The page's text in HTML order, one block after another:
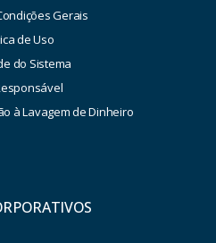
Gerais
de Uso
do Sistema
à Lavagem de Dinheiro